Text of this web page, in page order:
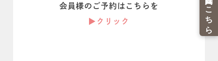
会員様のご予約はこちらを
▶︎クリック